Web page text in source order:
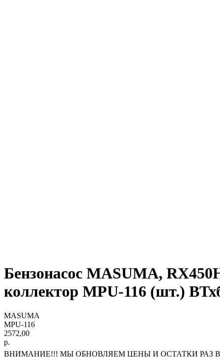
Бензонасос MASUMA,
коллектор MPU-116 (шт.)
MASUMA
MPU-116
2572,00
р.
ВНИМАНИЕ!!! МЫ ОБНОВЛЯЕМ ЦЕНЫ И ОСТАТКИ РАЗ